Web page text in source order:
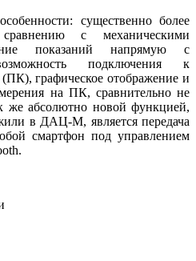
существенно более
с механическими
показаний напрямую с
подключения к
графическое отображение и
на ПК, сравнительно не
же абсолютно новой функцией,
в ДАЦ-М, является передача
смартфон под управлением